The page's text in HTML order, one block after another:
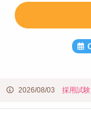
2026/08/03 採用試験